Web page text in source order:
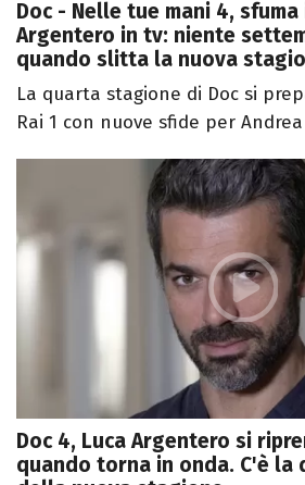
Doc - Nelle tue mani 4,
Argentero in tv: niente
quando slitta la nuova
La quarta stagione di Doc si
Rai 1 con nuove sfide per Andrea
Doc 4, Luca Argentero si
quando torna in onda. C'è la